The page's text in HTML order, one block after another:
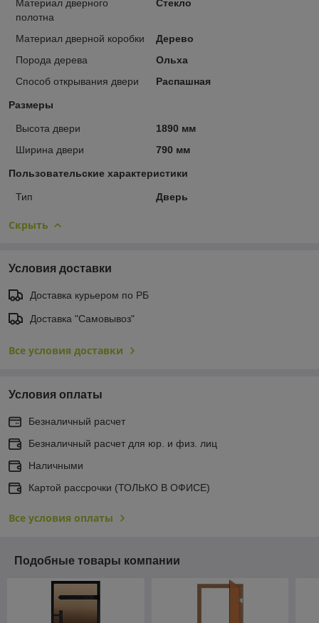
Материал дверного
полотна
Стекло
Материал дверной коробки
Дерево
Порода дерева
Ольха
Способ открывания двери
Распашная
Размеры
Высота двери
1890 мм
Ширина двери
790 мм
Пользовательские характеристики
Тип Дверь
Скрыть
Условия доставки
Доставка курьером по РБ
Доставка "Самовывоз"
Все условия доставки
Условия оплаты
Безналичный расчет
Безналичный расчет для юр. и физ. лиц
Наличными
Картой рассрочки (ТОЛЬКО В ОФИСЕ)
Все условия оплаты
Подобные товары компании